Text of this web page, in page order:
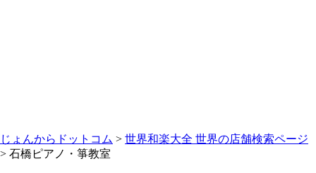
じょんからドットコム > 世界和楽大全 世界の店舗検索ページ
> 石橋ピアノ・箏教室